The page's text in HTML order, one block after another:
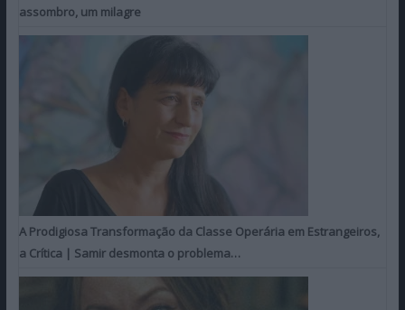
assombro, um milagre
A Prodigiosa Transformação da Classe Operária em Estrangeiros,
a Crítica | Samir desmonta o problema…